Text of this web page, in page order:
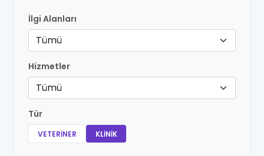
İlgi Alanları
Tümü
Hizmetler
Tümü
Tür
VETERINER KLINIK